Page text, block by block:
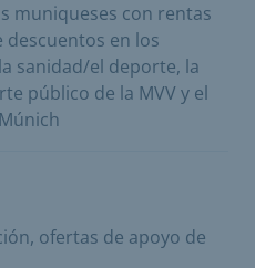
muniqueses con rentas
descuentos en los
sanidad/el deporte, la
público de la MVV y el
ofertas de apoyo de